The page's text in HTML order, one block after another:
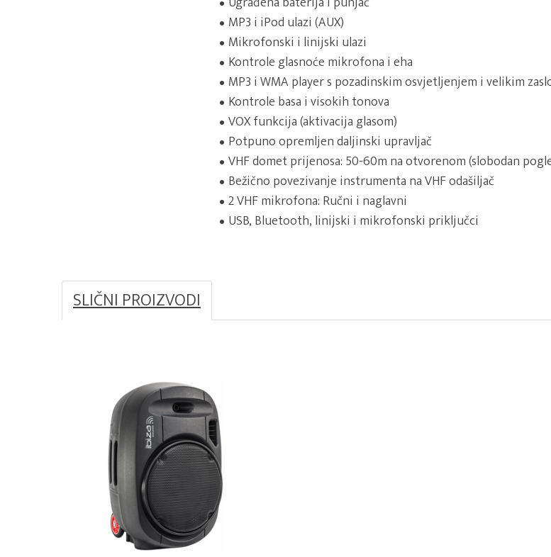
MP3 i iPod ulazi (AUX)
Mikrofonski i linijski ulazi
Kontrole glasnoće mikrofona i eha
MP3 i WMA player s pozadinskim osvjetljenjem i velikim
Kontrole basa i visokih tonova
VOX funkcija (aktivacija glasom)
Potpuno opremljen daljinski upravljač
VHF domet prijenosa: 50-60m na otvorenom (slobodan
Bežično povezivanje instrumenta na VHF odašiljač
2 VHF mikrofona: Ručni i naglavni
USB, Bluetooth, linijski i mikrofonski priključci
SLIČNI PROIZVODI